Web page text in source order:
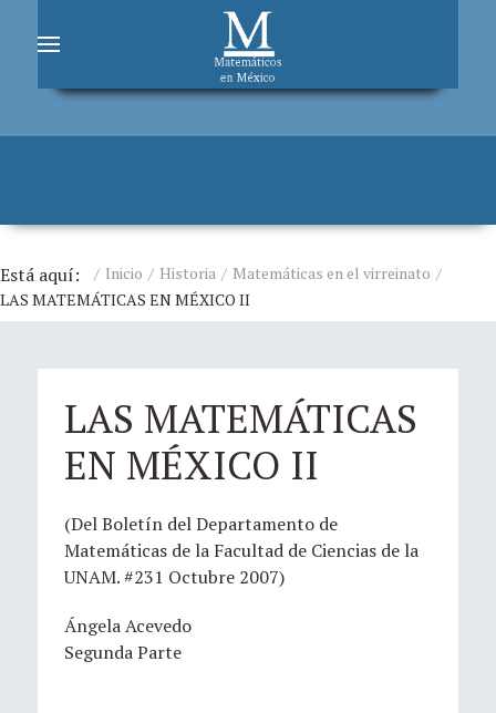
Está aquí: Inicio Historia
Matemáticas en el virreinato
LAS MATEMÁTICAS EN MÉXICO II
LAS MATEMÁTICAS
EN MÉXICO II
(Del Boletín del Departamento de
Matemáticas de la Facultad de Ciencias de la
UNAM. #231 Octubre 2007)
Ángela Acevedo
Segunda Parte